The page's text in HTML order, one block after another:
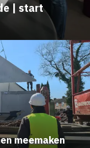
| start
meemaken